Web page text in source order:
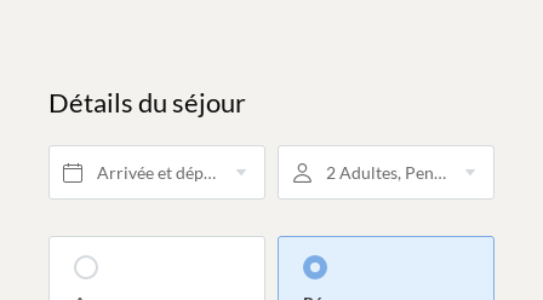
Détails du séjour
Arrivée et départ* 2 Adultes, Pension 3/4